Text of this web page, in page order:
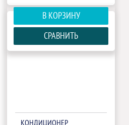
В КОРЗИНУ
СРАВНИТЬ
КОНДИЦИОНЕР